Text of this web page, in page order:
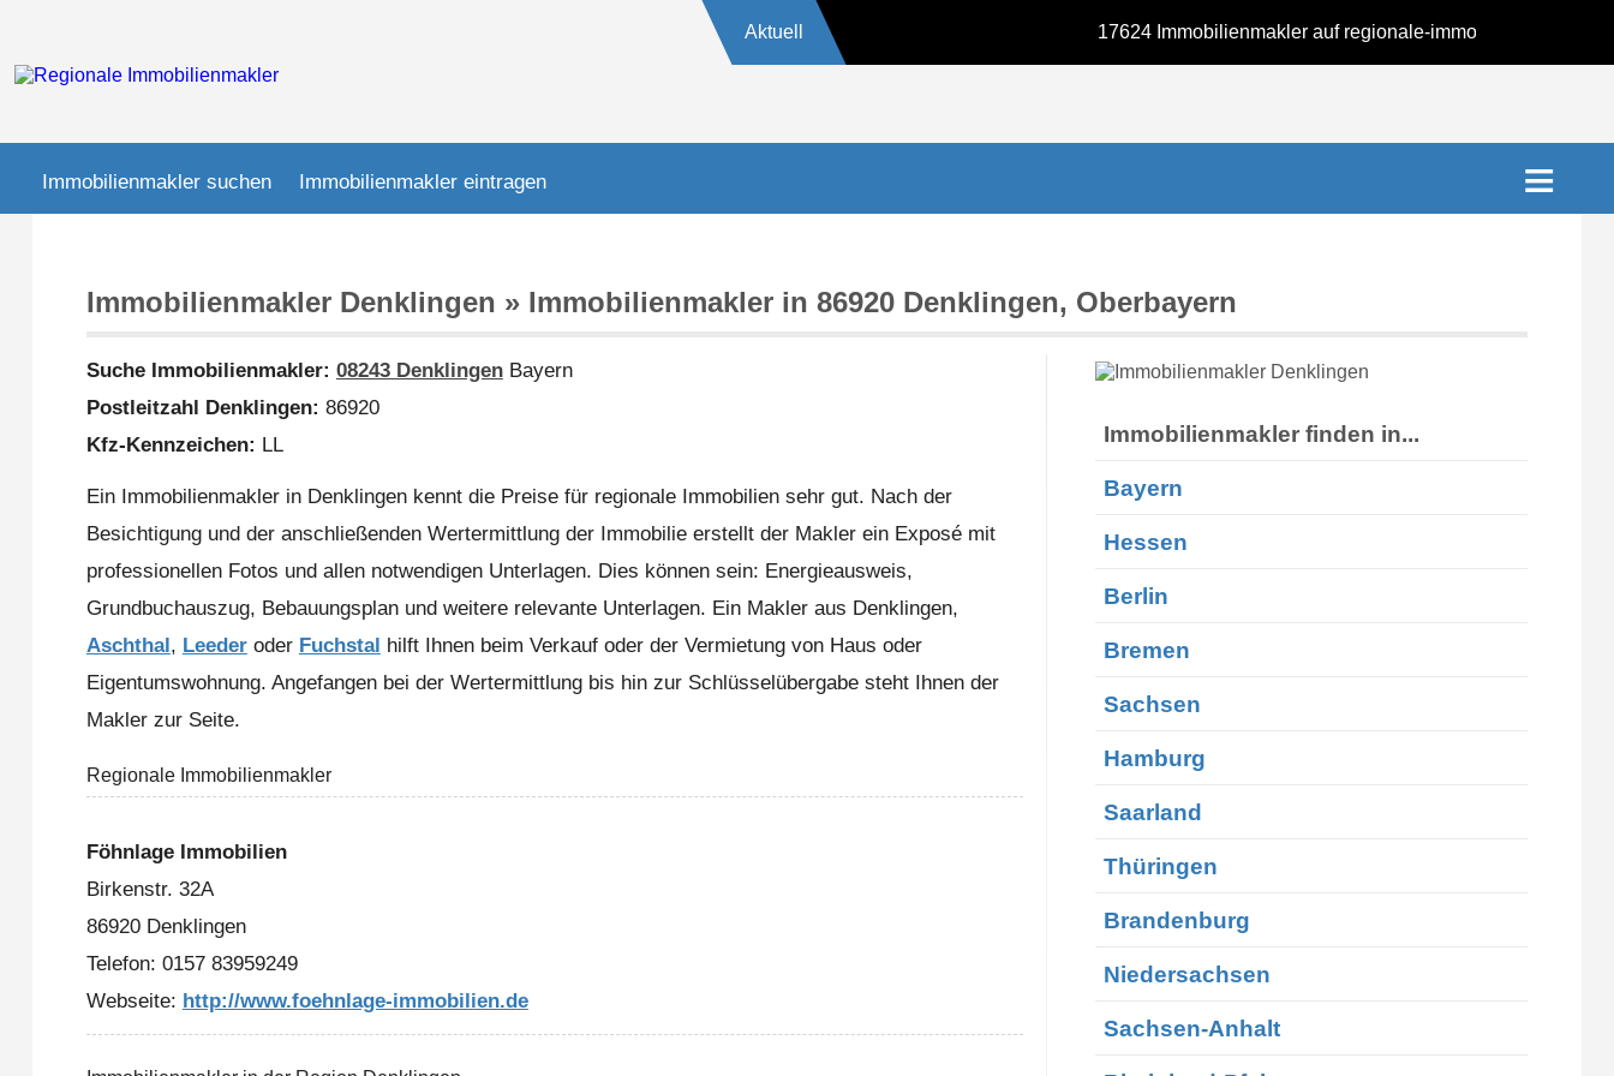
Aktuell 17624 Immobilienmakler auf regionale-
Immobilienmakler suchen Immobilienmakler eintragen
Immobilienmakler Denklingen » Immobilienmakler in 86920 Denklingen, Oberbayern
Suche Immobilienmakler: 08243 DenklingenBayern
Postleitzahl Denklingen: 86920
Kfz-Kennzeichen: LL
Ein Immobilienmakler in Denklingen kennt die Preise für regionale Immobilien sehr gut. Nach der
Besichtigung und der anschließenden Wertermittlung der Immobilie erstellt der Makler ein Exposé mit
professionellen Fotos und allen notwendigen Unterlagen. Dies können sein: Energieausweis,
Grundbuchauszug, Bebauungsplan und weitere relevante Unterlagen. Ein Makler aus Denklingen,
Aschthal, Leederoder Fuchstal hilft Ihnen beim Verkauf oder der Vermietung von Haus oder
Eigentumswohnung. Angefangen bei der Wertermittlung bis hin zur Schlüsselübergabe steht Ihnen der
Makler zur Seite.
Regionale Immobilienmakler
Föhnlage Immobilien
Birkenstr. 32A
86920 Denklingen
Telefon: 0157 83959249
Webseite: http://www.foehnlage-immobilien.de
Immobilienmakler finden in...
Bayern
Hessen
Berlin
Bremen
Sachsen
Hamburg
Saarland
Thüringen
Brandenburg
Niedersachsen
Sachsen-Anhalt